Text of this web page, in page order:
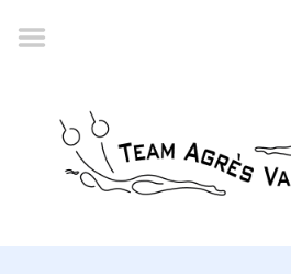
Accueil
Championnat romand
2022
La société